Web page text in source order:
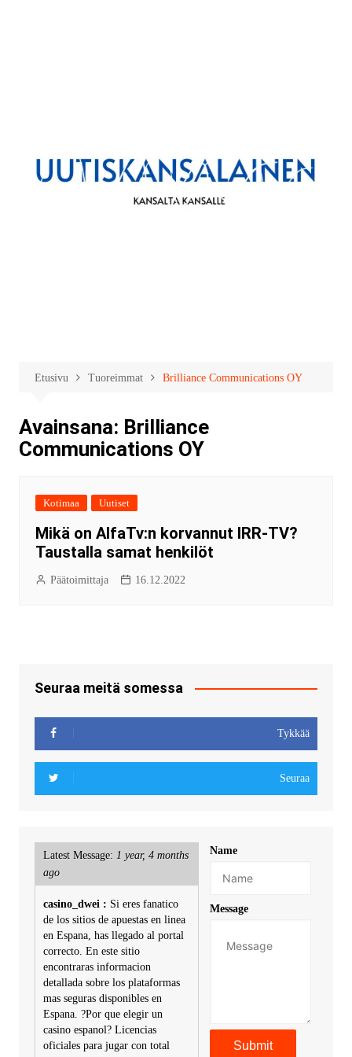
Etusivu Tuoreimmat Brilliance Communications OY
Avainsana: Brilliance
Communications OY
Kotimaa Uutiset
Mikä on AlfaTv:n korvannut IRR-TV?
Taustalla samat henkilöt
Päätoimittaja 16.12.2022
Seuraa meitä somessa
Tykkää
Seuraa
Latest Message: 1 year, 4 months
ago
casino_dwei : Si eres fanatico
de los sitios de apuestas en linea
en Espana, has llegado al portal
correcto. En este sitio
encontraras informacion
detallada sobre los plataformas
mas seguras disponibles en
Espana. ?Por que elegir un
casino espanol? Licencias
oficiales para jugar con total
Name
Message